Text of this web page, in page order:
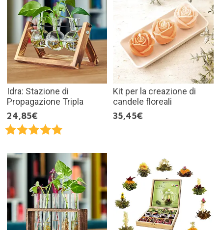
Idra: Stazione di
Propagazione Tripla
24,85€
Kit per la creazione di
candele floreali
35,45€